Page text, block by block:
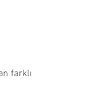
farklı